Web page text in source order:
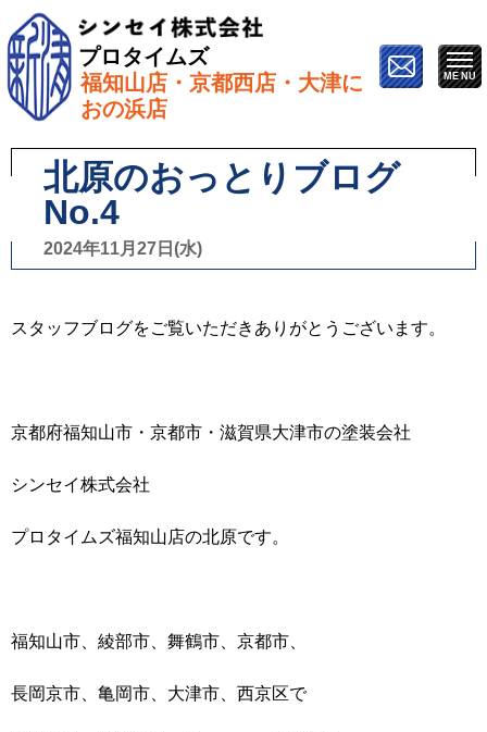
プロタイムズ
福知山店・京都西店・大津に
おの浜店
ホーム»スタッフブログ»北原のおっとりブログNo.4
北原のおっとりブログ
No.4
2024年11月27日(水)
スタッフブログをご覧いただきありがとうございます。
京都府福知山市・京都市・滋賀県大津市の塗装会社
シンセイ株式会社
プロタイムズ福知山店の北原です。
福知山市、綾部市、舞鶴市、京都市、
長岡京市、亀岡市、大津市、西京区で